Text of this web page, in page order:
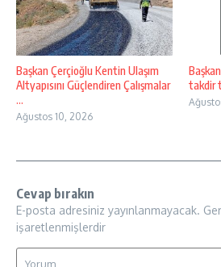
Başkan Çerçioğlu Kentin Ulaşım
Altyapısını Güçlendiren Çalışmalar
...
Ağustos 10, 2026
takdir
Cevap bırakın
E-posta adresiniz yayınlanmayacak.
işaretlenmişlerdir